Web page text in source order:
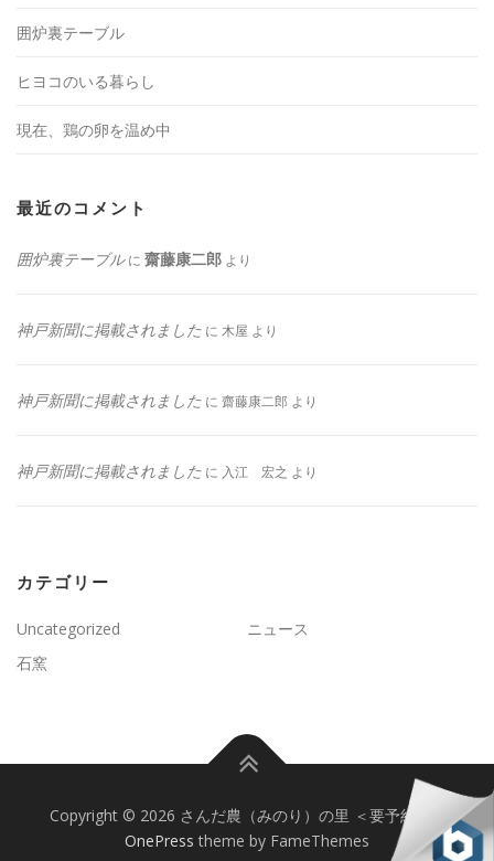
囲炉裏テーブル
ヒヨコのいる暮らし
現在、鶏の卵を温め中
最近のコメント
囲炉裏テーブルに 齋藤康二郎 より
神戸新聞に掲載されました に 木屋 より
神戸新聞に掲載されました に 齋藤康二郎 より
神戸新聞に掲載されました に 入江 宏之 より
カテゴリー
Uncategorized
ニュース
石窯
Copyright © 2026 さんだ農（みのり）の里 ＜要予約＞
OnePress theme by FameThemes